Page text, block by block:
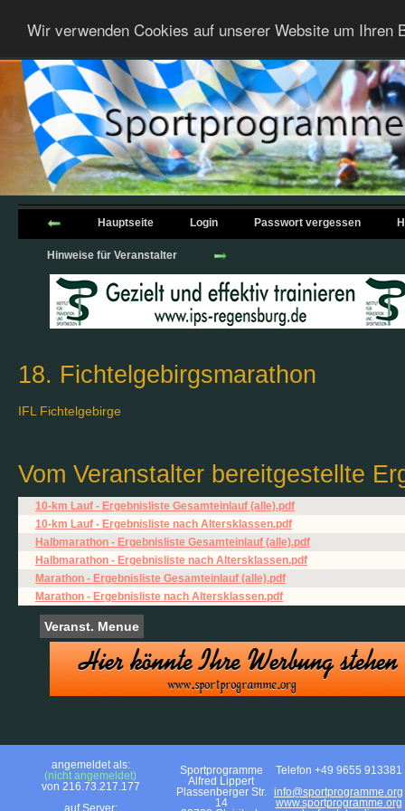
Wir verwenden Cookies auf unserer Website um
Hauptseite Login Passwort vergessen
Hinweise für Veranstalter
18. Fichtelgebirgsmarathon
IFL Fichtelgebirge
Vom Veranstalter bereitgestellte
10-km Lauf - Ergebnisliste Gesamteinlauf (alle).pdf
10-km Lauf - Ergebnisliste nach Altersklassen.pdf
Halbmarathon - Ergebnisliste Gesamteinlauf (alle).pdf
Halbmarathon - Ergebnisliste nach Altersklassen.pdf
Marathon - Ergebnisliste Gesamteinlauf (alle).pdf
Marathon - Ergebnisliste nach Altersklassen.pdf
Veranst. Menue
angemeldet als:
(nicht angemeldet)
von 216.73.217.177
auf Server:
Sportprogramme
Alfred Lippert
Plassenberger Str.
14
Telefon +49 9655 913381
info@sportprogramme.org
www.sportprogramme.org